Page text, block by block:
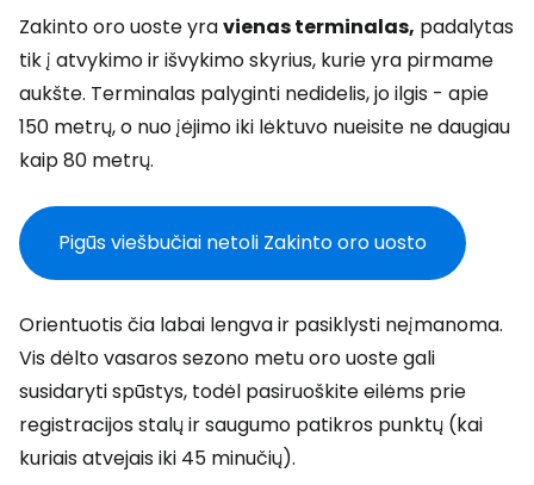
Zakinto oro uoste yravienas terminalas, padalytas
tik į atvykimo ir išvykimo skyrius, kurie yra pirmame
aukšte. Terminalas palyginti nedidelis, jo ilgis - apie
150 metrų, o nuo įėjimo iki lėktuvo nueisite ne daugiau
kaip 80 metrų.
Pigūs viešbučiai netoli Zakinto oro uosto
Orientuotis čia labai lengva ir pasiklysti neįmanoma.
Vis dėlto vasaros sezono metu oro uoste gali
susidaryti spūstys, todėl pasiruoškite eilėms prie
registracijos stalų ir saugumo patikros punktų (kai
kuriais atvejais iki 45 minučių).